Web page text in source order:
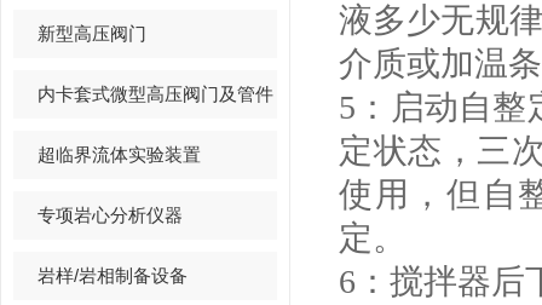
新型高压阀门
内卡套式微型高压阀门及管件
超临界流体实验装置
专项岩心分析仪器
岩样/岩相制备设备
液多少无规
介质或加温
5：启动自整
定状态，三
使用，但自
定。
6：搅拌器后